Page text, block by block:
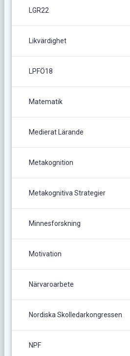
LGR22
Likvärdighet
LPFÖ18
Matematik
Medierat Lärande
Metakognition
Metakognitiva Strategier
Minnesforskning
Motivation
Närvaroarbete
Nordiska Skolledarkongressen
NPF